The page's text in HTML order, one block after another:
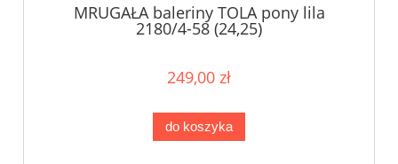
MRUGAŁA baleriny TOLA pony lila
2180/4-58 (24,25)
249,00 zł
do koszyka